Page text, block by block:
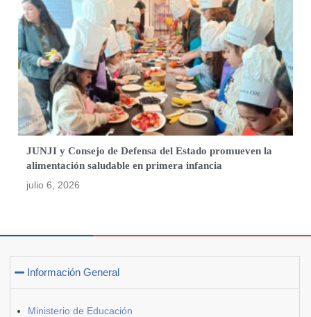
JUNJI y Consejo de Defensa del Estado promueven la
alimentación saludable en primera infancia
julio 6, 2026
Información General
Ministerio de Educación